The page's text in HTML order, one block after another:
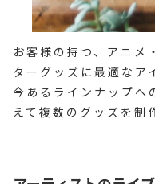
お客様の持つ、アニメ
ターグッズに最適なア
今あるラインナップへ
えて複数のグッズを制